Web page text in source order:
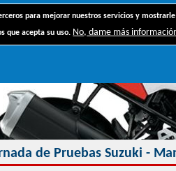
para mejorar nuestros servicios y
que acepta su uso. No, dame más
to navigation
de Pruebas Suzuki -